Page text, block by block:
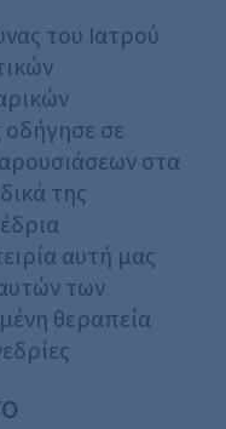
του Ιατρού
οδήγησε σε
στα
της
αυτή μας
των
θεραπεία